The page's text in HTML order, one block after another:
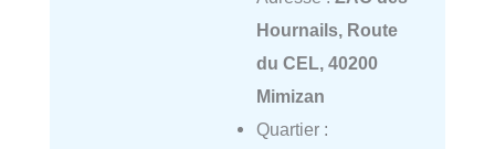
Hournails, Route
du CEL, 40200
Mimizan
Quartier :